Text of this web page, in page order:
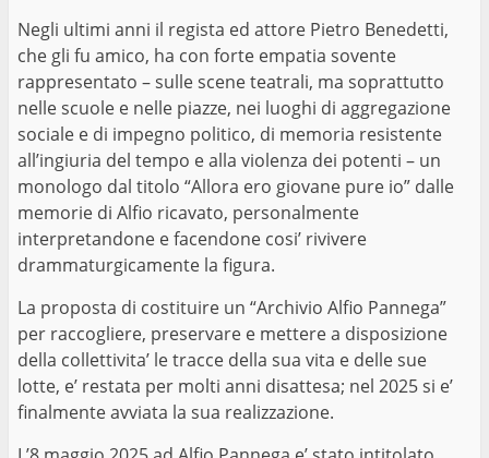
Negli ultimi anni il regista ed attore Pietro Benedetti,
che gli fu amico, ha con forte empatia sovente
rappresentato – sulle scene teatrali, ma soprattutto
nelle scuole e nelle piazze, nei luoghi di aggregazione
sociale e di impegno politico, di memoria resistente
all’ingiuria del tempo e alla violenza dei potenti – un
monologo dal titolo “Allora ero giovane pure io” dalle
memorie di Alfio ricavato, personalmente
interpretandone e facendone cosi’ rivivere
drammaturgicamente la figura.
La proposta di costituire un “Archivio Alfio Pannega”
per raccogliere, preservare e mettere a disposizione
della collettivita’ le tracce della sua vita e delle sue
lotte, e’ restata per molti anni disattesa; nel 2025 si e’
finalmente avviata la sua realizzazione.